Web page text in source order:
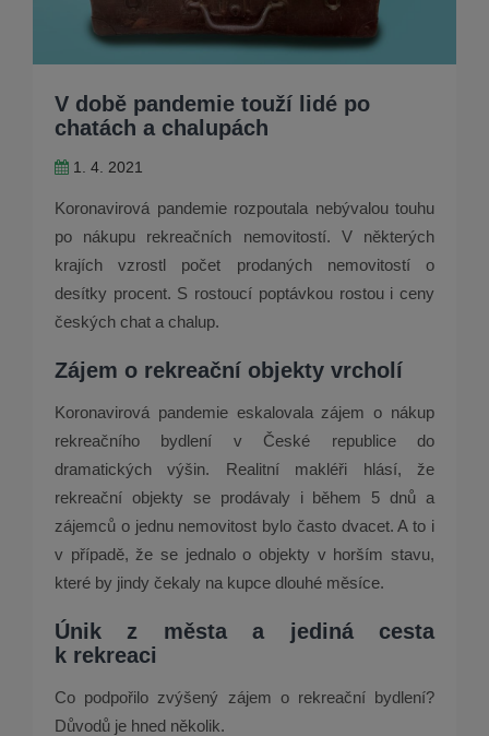
V době pandemie touží lidé po
chatách a chalupách
1. 4. 2021
Koronavirová pandemie rozpoutala nebývalou touhu
po nákupu rekreačních nemovitostí. V některých
krajích vzrostl počet prodaných nemovitostí o
desítky procent. S rostoucí poptávkou rostou i ceny
českých chat a chalup.
Zájem o rekreační objekty vrcholí
Koronavirová pandemie eskalovala zájem o nákup
rekreačního bydlení v České republice do
dramatických výšin. Realitní makléři hlásí, že
rekreační objekty se prodávaly i během 5 dnů a
zájemců o jednu nemovitost bylo často dvacet. A to i
v případě, že se jednalo o objekty v horším stavu,
které by jindy čekaly na kupce dlouhé měsíce.
Únik z města a jediná cesta
k rekreaci
Co podpořilo zvýšený zájem o rekreační bydlení?
Důvodů je hned několik.